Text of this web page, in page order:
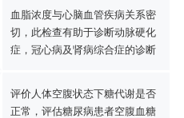
血脂浓度与心脑血管疾病关系密
切，此检查有助于诊断动脉硬化
症，冠心病及肾病综合症的诊断
评价人体空腹状态下糖代谢是否
正常，评估糖尿病患者空腹血糖